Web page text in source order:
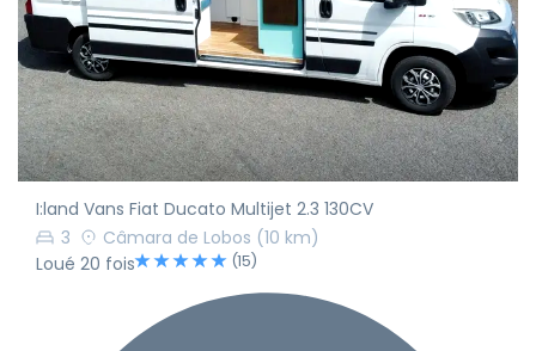
I:land Vans Fiat Ducato Multijet 2.3 130CV
3
Câmara de Lobos (10 km)
Loué 20 fois
(15)